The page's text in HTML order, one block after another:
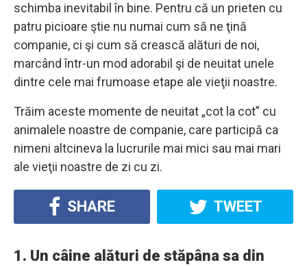
schimba inevitabil în bine. Pentru că un prieten cu
patru picioare ştie nu numai cum să ne ţină
companie, ci şi cum să crească alături de noi,
marcând într-un mod adorabil şi de neuitat unele
dintre cele mai frumoase etape ale vieţii noastre.
Trăim aceste momente de neuitat „cot la cot” cu
animalele noastre de companie, care participă ca
nimeni altcineva la lucrurile mai mici sau mai mari
ale vieţii noastre de zi cu zi.
SHARE TWEET
1. Un câine alături de stăpâna sa din